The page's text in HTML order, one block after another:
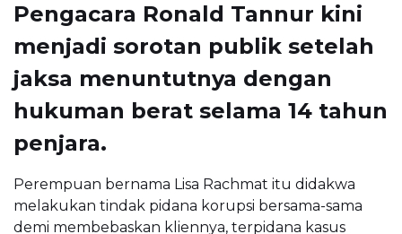
Pengacara Ronald Tannur kini
menjadi sorotan publik setelah
jaksa menuntutnya dengan
hukuman berat selama 14 tahun
penjara.
Perempuan bernama Lisa Rachmat itu didakwa
melakukan tindak pidana korupsi bersama-sama
demi membebaskan kliennya, terpidana kasus